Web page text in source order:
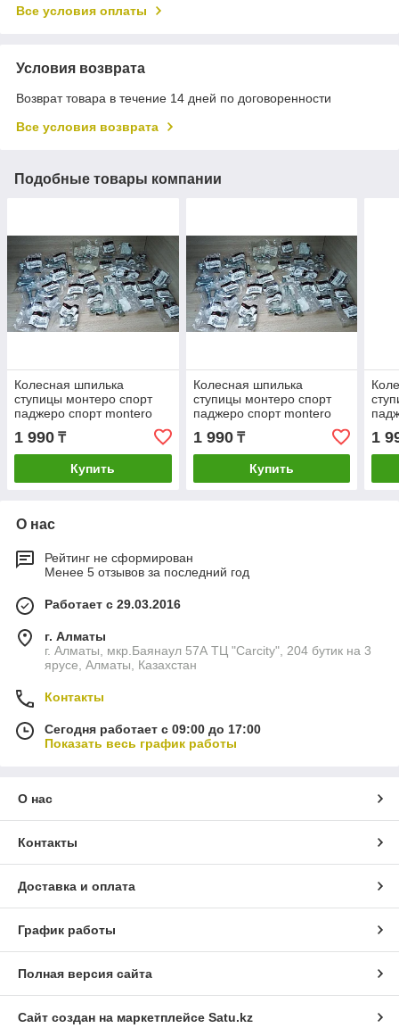
Все условия оплаты
Условия возврата
Возврат товара в течение 14 дней по договоренности
Все условия возврата
Подобные товары компании
Колесная шпилька
ступицы монтеро спорт
паджеро спорт montero
sport MB584750
митсубиши митсубиси
запчасти
1 990 ₸
Купить
Колесная шпилька
ступицы монтеро спорт
паджеро спорт montero
sport MB584750
митсубиши митсубиси
запчасти
1 990₸
Купить
1
О нас
Рейтинг не сформирован
Менее 5 отзывов за последний год
Работает с 29.03.2016
г. Алматы
г. Алматы, мкр.Баянаул 57А ТЦ "Carcity", 204 бутик на 3
ярусе, Алматы, Казахстан
Контакты
Сегодня работает с 09:00 до 17:00
Показать весь график работы
О нас
Контакты
Доставка и оплата
График работы
Полная версия сайта
Сайт создан на маркетплейсе Satu.kz